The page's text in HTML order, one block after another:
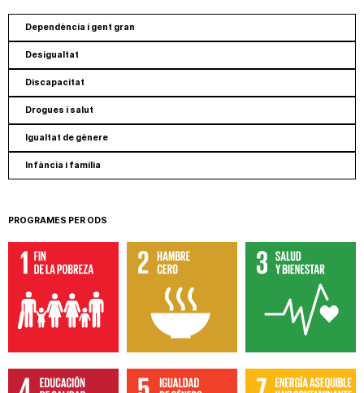
Dependència i gent gran
Desigualtat
Discapacitat
Drogues i salut
Igualtat de gènere
Infància i família
PROGRAMES PER ODS